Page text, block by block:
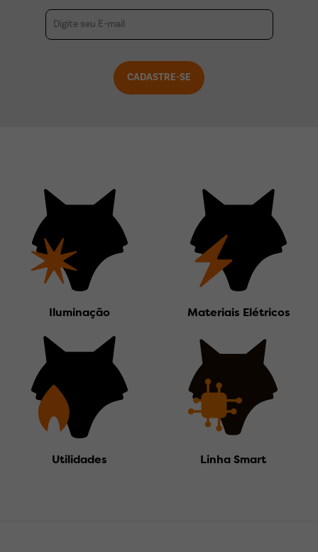
Iluminação Materiais Elétricos
Utilidades Linha Smart